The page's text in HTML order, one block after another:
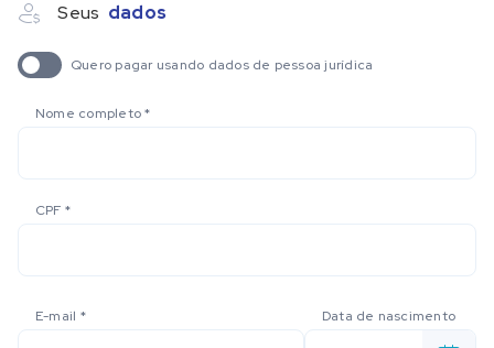
Seus dados
Quero pagar usando dados de pessoa jurídica
Nome completo*
CPF *
E-mail * Data de nascimento